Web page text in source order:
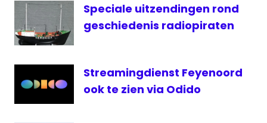
Feyenoord
PSV
Veronica
Speciale uitzendingen rond
geschiedenis radiopiraten
Streamingdienst Feyenoord
ook te zien via Odido